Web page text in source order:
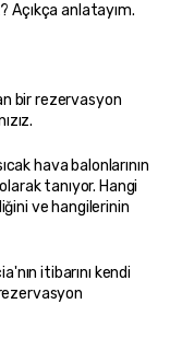
Açıkça anlatayım.
bir rezervasyon
hava balonlarının
tanıyor. Hangi
ve hangilerinin
itibarını kendi